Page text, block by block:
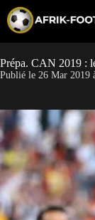
p
t
o
c
n
e
n
Prépa. CAN 2019 :
Publié le 26 Mar 2019